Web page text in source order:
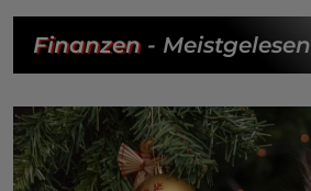
Finanzen- Meistgelesen